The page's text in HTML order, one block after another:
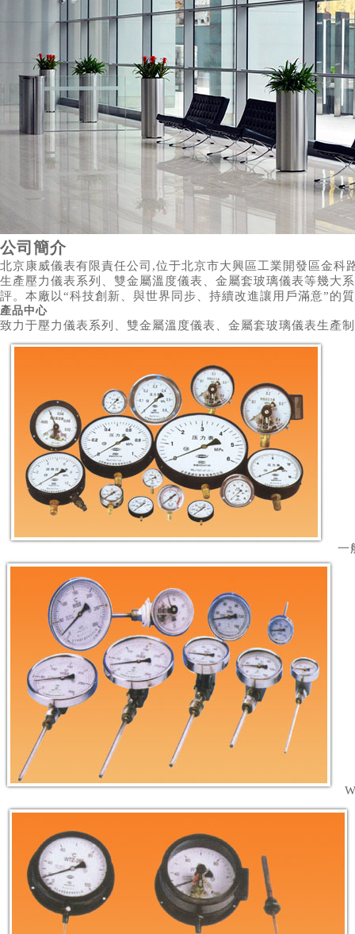
公司簡介
北京康威儀表有限責任公司,位于北京市大興區工業開發區金
生產壓力儀表系列、雙金屬溫度儀表、金屬套玻璃儀表等幾大
評。本廠以“科技創新、與世界同步、持續改進讓用戶滿意”的
產品中心
致力于壓力儀表系列、雙金屬溫度儀表、金屬套玻璃儀表生產
一